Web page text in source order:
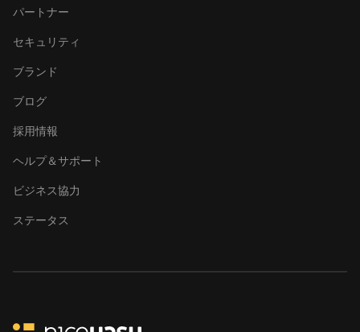
パートナー
セキュリティ
ブランド
ブログ
採用情報
ヘルプ＆サポート
ビジネス協力
ステータス